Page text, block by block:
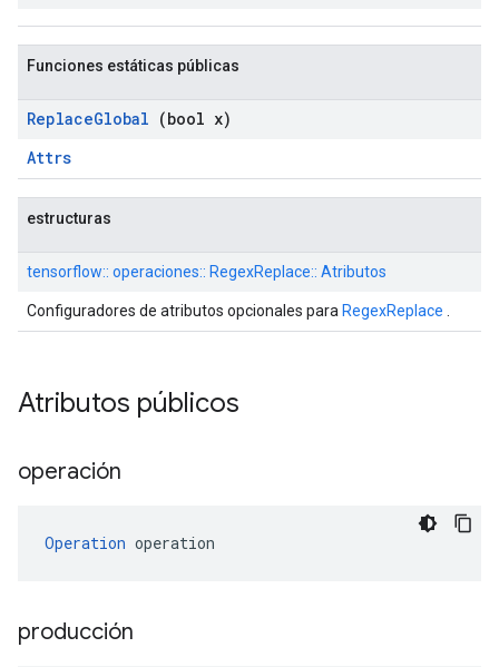
Funciones estáticas públicas
ReplaceGlobal (bool x)
Attrs
estructuras
tensorflow:: operaciones:: RegexReplace:: Atributos
Configuradores de atributos opcionales para RegexReplace
Atributos públicos
operación
Operation operation
producción